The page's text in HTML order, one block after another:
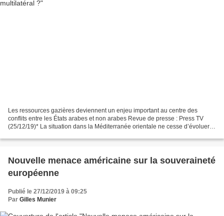
Les ressources gazières deviennent un enjeu important au centre des
conflits entre les États arabes et non arabes Revue de presse : Press TV
(25/12/19)* La situation dans la Méditerranée orientale ne cesse d’évoluer
Nouvelle menace américaine sur la souveraineté
européenne
Publié le 27/12/2019 à 09:25
Par Gilles Munier